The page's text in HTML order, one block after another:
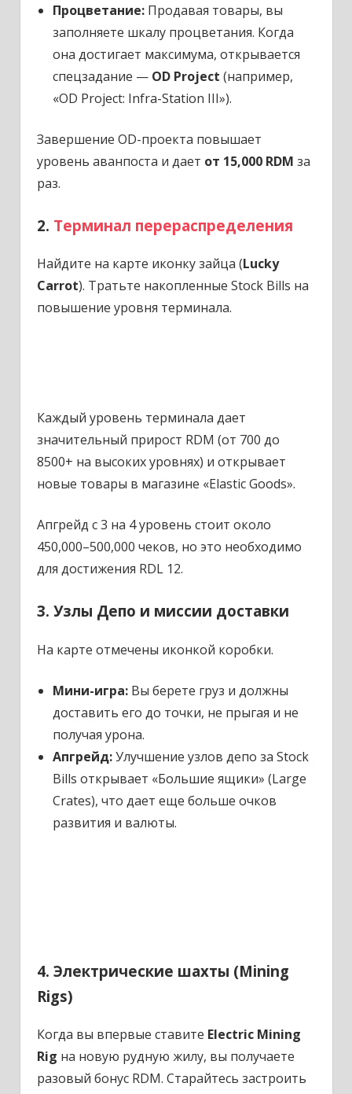
Процветание:Продавая товары, вы
заполняете шкалу процветания. Когда
она достигает максимума, открывается
спецзадание — OD Project (например,
«OD Project: Infra-Station III»).
Завершение OD-проекта повышает
уровень аванпоста и дает от 15,000 RDM за
раз.
2. Терминал перераспределения
Найдите на карте иконку зайца (Lucky
Carrot). Тратьте накопленные Stock Bills на
повышение уровня терминала.
Каждый уровень терминала дает
значительный прирост RDM (от 700 до
8500+ на высоких уровнях) и открывает
новые товары в магазине «Elastic Goods».
Апгрейд с 3 на 4 уровень стоит около
450,000–500,000 чеков, но это необходимо
для достижения RDL 12.
3. Узлы Депо и миссии доставки
На карте отмечены иконкой коробки.
Мини-игра:Вы берете груз и должны
доставить его до точки, не прыгая и не
получая урона.
Апгрейд:Улучшение узлов депо за Stock
Bills открывает «Большие ящики» (Large
Crates), что дает еще больше очков
развития и валюты.
4. Электрические шахты (Mining
Rigs)
Когда вы впервые ставите Electric Mining
Rig на новую рудную жилу, вы получаете
разовый бонус RDM. Старайтесь застроить